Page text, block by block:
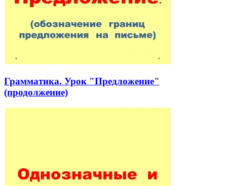
Грамматика. Урок "Предложение"
(продолжение)